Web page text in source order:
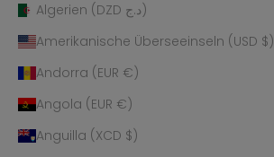
Algerien (DZD د.ج)
Amerikanische Überseeinseln (USD $)
Andorra (EUR €)
Angola (EUR €)
Anguilla (XCD $)